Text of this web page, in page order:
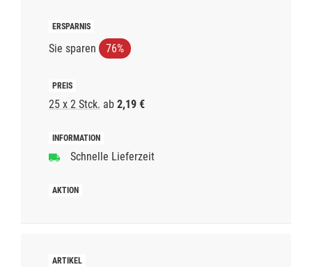
Sie sparen 76%
25 x 2 Stck. ab 2,19 €
Schnelle Lieferzeit